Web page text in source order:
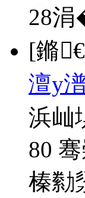
28
[鏅
澶у
浜屾
80
榛勬